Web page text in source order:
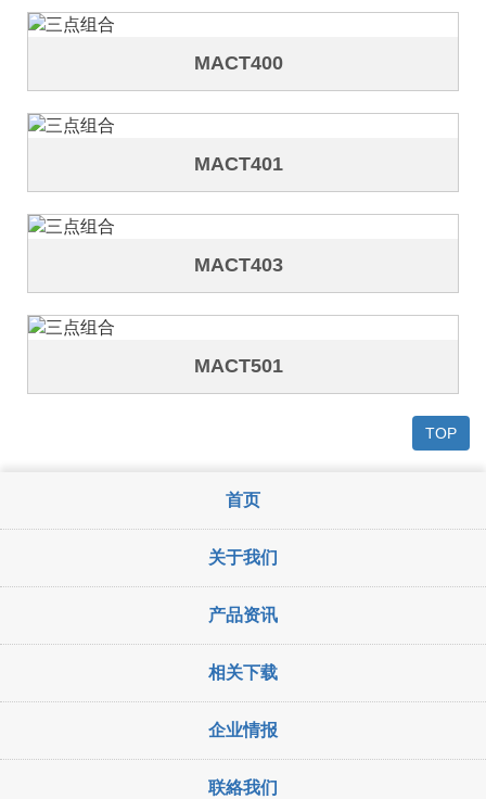
MACT400
MACT401
MACT403
MACT501
TOP
首页
关于我们
产品资讯
相关下载
企业情报
联絡我们